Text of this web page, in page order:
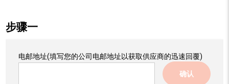
步骤一
电邮地址(填写您的公司电邮地址以获取供应商的迅速回覆)
确认